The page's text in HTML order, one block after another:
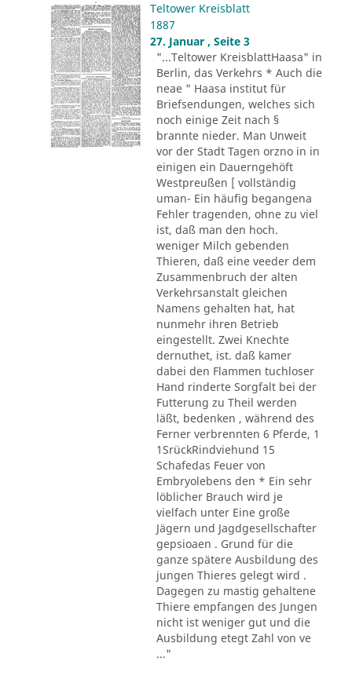
Teltower Kreisblatt
1887
27. Januar , Seite 3
"...Teltower KreisblattHaasa" in
Berlin, das Verkehrs * Auch die
neae " Haasa institut für
Briefsendungen, welches sich
noch einige Zeit nach §
brannte nieder. Man Unweit
vor der Stadt Tagen orzno in in
einigen ein Dauerngehöft
Westpreußen [ vollständig
uman- Ein häufig begangena
Fehler tragenden, ohne zu viel
ist, daß man den hoch.
weniger Milch gebenden
Thieren, daß eine veeder dem
Zusammenbruch der alten
Verkehrsanstalt gleichen
Namens gehalten hat, hat
nunmehr ihren Betrieb
eingestellt. Zwei Knechte
dernuthet, ist. daß kamer
dabei den Flammen tuchloser
Hand rinderte Sorgfalt bei der
Futterung zu Theil werden
läßt, bedenken , während des
Ferner verbrennten 6 Pferde, 1
1SrückRindviehund 15
Schafedas Feuer von
Embryolebens den * Ein sehr
löblicher Brauch wird je
vielfach unter Eine große
Jägern und Jagdgesellschafter
gepsioaen . Grund für die
ganze spätere Ausbildung des
jungen Thieres gelegt wird .
Dagegen zu mastig gehaltene
Thiere empfangen des Jungen
nicht ist weniger gut und die
Ausbildung etegt Zahl von ve
..."